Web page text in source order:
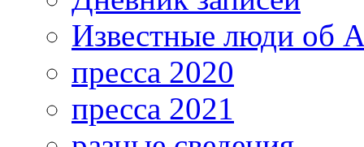
Известные люди об
пресса 2020
пресса 2021